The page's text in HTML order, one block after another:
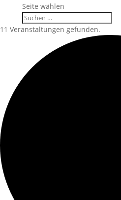
Seite wählen
11 Veranstaltungen gefunden.